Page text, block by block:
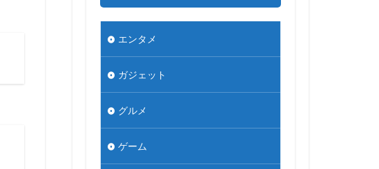
エンタメ
ガジェット
グルメ
ゲーム